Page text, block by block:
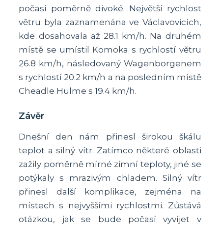
počasí poměrně divoké. Největší rychlost
větru byla zaznamenána ve Václavovicích,
kde dosahovala až 28.1 km/h. Na druhém
místě se umístil Komoka s rychlostí větru
26.8 km/h, následovaný Wagenborgenem
s rychlostí 20.2 km/h a na posledním místě
Cheadle Hulme s 19.4 km/h.
Závěr
Dnešní den nám přinesl širokou škálu
teplot a silný vítr. Zatímco některé oblasti
zažily poměrně mírné zimní teploty, jiné se
potýkaly s mrazivým chladem. Silný vítr
přinesl další komplikace, zejména na
místech s nejvyššími rychlostmi. Zůstává
otázkou, jak se bude počasí vyvíjet v